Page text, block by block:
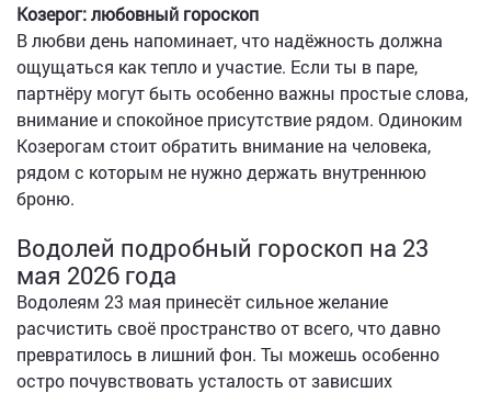
Козерог: любовный гороскоп
В любви день напоминает, что надёжность должна
ощущаться как тепло и участие. Если ты в паре,
партнёру могут быть особенно важны простые слова,
внимание и спокойное присутствие рядом. Одиноким
Козерогам стоит обратить внимание на человека,
рядом с которым не нужно держать внутреннюю
броню.
Водолей подробный гороскоп на 23
мая 2026 года
Водолеям 23 мая принесёт сильное желание
расчистить своё пространство от всего, что давно
превратилось в лишний фон. Ты можешь особенно
остро почувствовать усталость от зависших